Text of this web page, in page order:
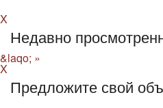
X
Недавно
&laqo; »
X
Предложите свой